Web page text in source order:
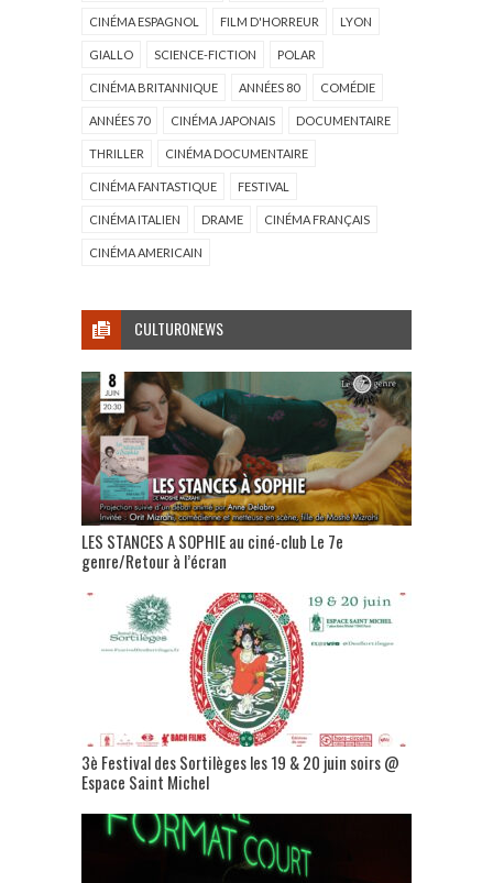
CINÉMA ESPAGNOL FILM D'HORREUR LYON
GIALLO SCIENCE-FICTION POLAR
CINÉMA BRITANNIQUE ANNÉES 80 COMÉDIE
ANNÉES 70 CINÉMA JAPONAIS DOCUMENTAIRE
THRILLER CINÉMA DOCUMENTAIRE
CINÉMA FANTASTIQUE FESTIVAL
CINÉMA ITALIEN DRAME CINÉMA FRANÇAIS
CINÉMA AMERICAIN
CULTURONEWS
LES STANCES A SOPHIE au ciné-club Le 7e
genre/Retour à l’écran
3è Festival des Sortilèges les 19 & 20 juin soirs @
Espace Saint Michel